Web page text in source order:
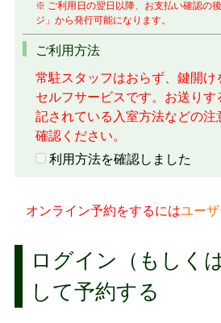
※ ご利用日の翌日以降、お支払い確認の
ジ」から発行可能になります。
ご利用方法
常駐スタッフはおらず、鍵開け
セルフサービスです。お送りす
記されている入室方法などの注
確認ください。
利用方法を確認しました
オンライン予約をするにはユー
ログイン（もしく
して予約する